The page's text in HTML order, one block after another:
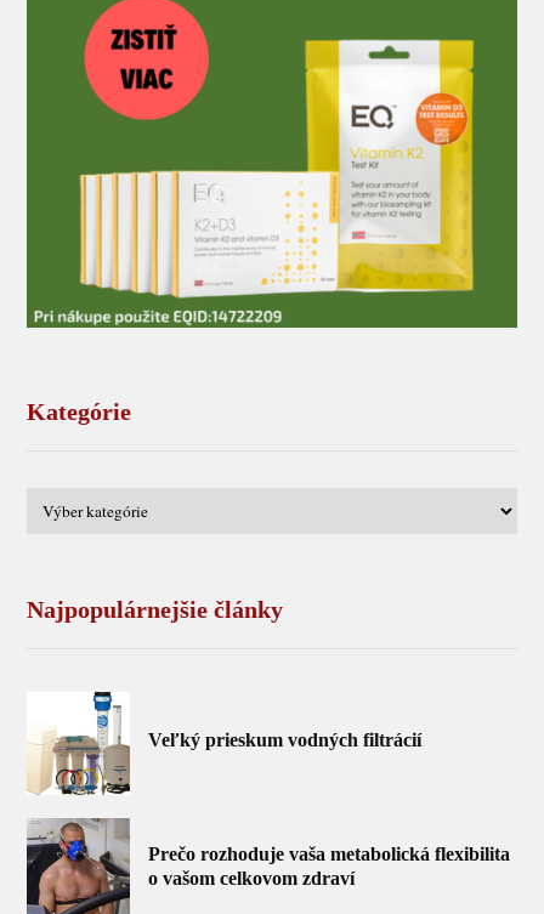
Kategórie
Najpopulárnejšie články
Veľký prieskum vodných filtrácií
Prečo rozhoduje vaša metabolická flexibilita
o vašom celkovom zdraví